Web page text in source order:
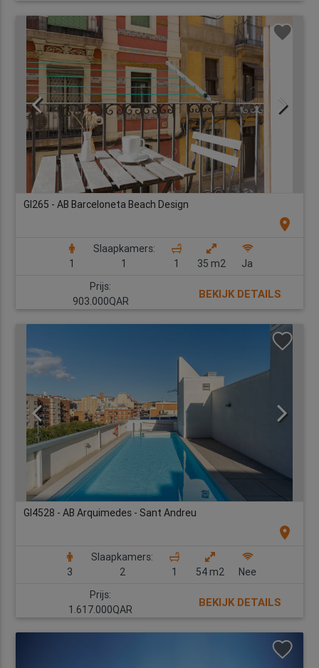
GI265 - AB Barceloneta Beach Design
location_on
1
Slaapkamers:
1
1 35 m2
Ja
Prijs:
903.000QAR
BEKIJK DETAILS
GI4528 - AB Arquimedes - Sant Andreu
location_on
3
Slaapkamers:
2
1 54 m2
Nee
Prijs:
1.617.000QAR
BEKIJK DETAILS